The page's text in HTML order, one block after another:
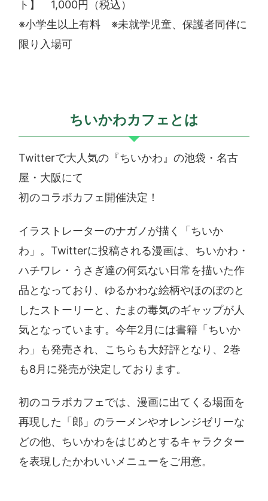
ト】 1,000円（税込）
※小学生以上有料 ※未就学児童、保護者同伴に
限り入場可
ちいかわカフェとは
Twitterで大人気の『ちいかわ』の池袋・名古
屋・大阪にて
初のコラボカフェ開催決定！
イラストレーターのナガノが描く「ちいか
わ」。Twitterに投稿される漫画は、ちいかわ・
ハチワレ・うさぎ達の何気ない日常を描いた作
品となっており、ゆるかわな絵柄やほのぼのと
したストーリーと、たまの毒気のギャップが人
気となっています。今年2月には書籍「ちいか
わ」も発売され、こちらも大好評となり、2巻
も8月に発売が決定しております。
初のコラボカフェでは、漫画に出てくる場面を
再現した「郎」のラーメンやオレンジゼリーな
どの他、ちいかわをはじめとするキャラクター
を表現したかわいいメニューをご用意。